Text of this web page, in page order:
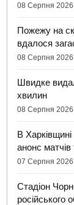
08 Серпня
Пожежу на
вдалося
08 Серпня
Швидке
хвилин
08 Серпня
В
анонс матчів
07 Серпня
Стадіон
російського